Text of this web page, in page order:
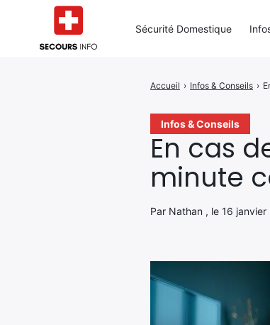
Infos & Conseils
En cas
minute
Par Nathan , le 16
Accueil › Infos & Conseils ›
Sécurité Domestique
Rechercher